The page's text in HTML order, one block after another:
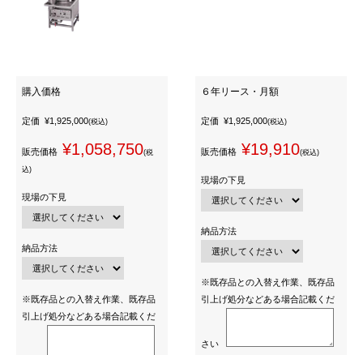
購入価格
定価 ¥1,925,000(税込)
販売価格 ¥1,058,750(税
込)
現場の下見
納品方法
※既存品との入替え作業、既存品
引上げ処分などある場合記載くだ
６年リース・月額
定価 ¥1,925,000(税込)
販売価格 ¥19,910(税込)
現場の下見
納品方法
※既存品との入替え作業、既存品
引上げ処分などある場合記載くだ
さい